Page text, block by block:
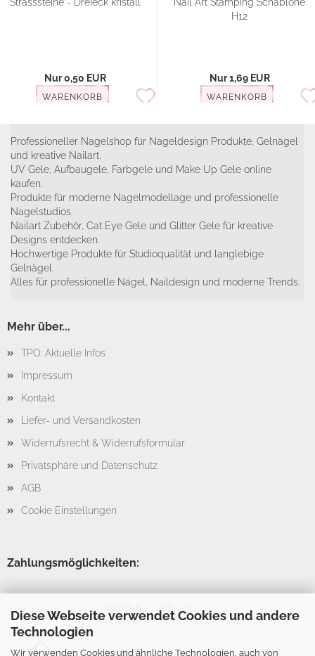
Diese Webseite verwendet Cookies und andere
Technologien
Wir verwenden Cookies und ähnliche Technologien, auch von
Nur 0,50 EUR
WARENKORB
H12
Nur 1,69 EUR
WARENKORB
Professioneller Nagelshop für Nageldesign Produkte, Gelnägel
und kreative Nailart.
UV Gele, Aufbaugele, Farbgele und Make Up Gele online
kaufen.
Produkte für moderne Nagelmodellage und professionelle
Nagelstudios.
Nailart Zubehör, Cat Eye Gele und Glitter Gele für kreative
Designs entdecken.
Hochwertige Produkte für Studioqualität und langlebige
Gelnägel.
Alles für professionelle Nägel, Naildesign und moderne Trends.
Mehr über...
TPO: Aktuelle Infos
Impressum
Kontakt
Liefer- und Versandkosten
Widerrufsrecht & Widerrufsformular
Privatsphäre und Datenschutz
AGB
Cookie Einstellungen
Zahlungsmöglichkeiten: